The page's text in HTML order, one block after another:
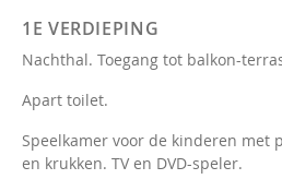
1E VERDIEPING
Nachthal. Toegang tot balkon-
Apart toilet.
Speelkamer voor de kinderen met
en krukken. TV en DVD-speler.